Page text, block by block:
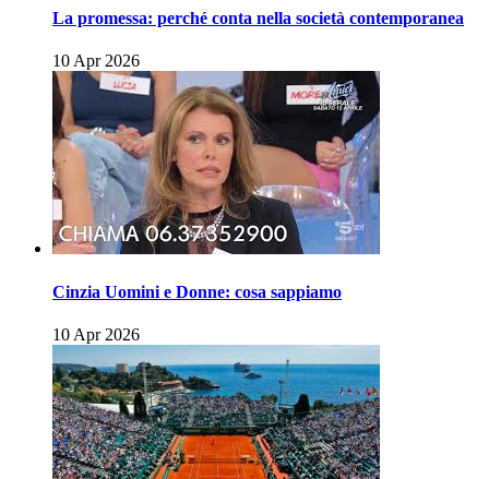
La promessa: perché conta nella società contemporanea
10 Apr 2026
Cinzia Uomini e Donne: cosa sappiamo
10 Apr 2026